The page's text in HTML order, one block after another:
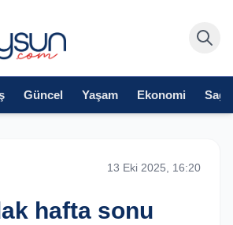
Güncel Yaşam Ekonomi
13 Eki 2025, 16:20
hafta sonu